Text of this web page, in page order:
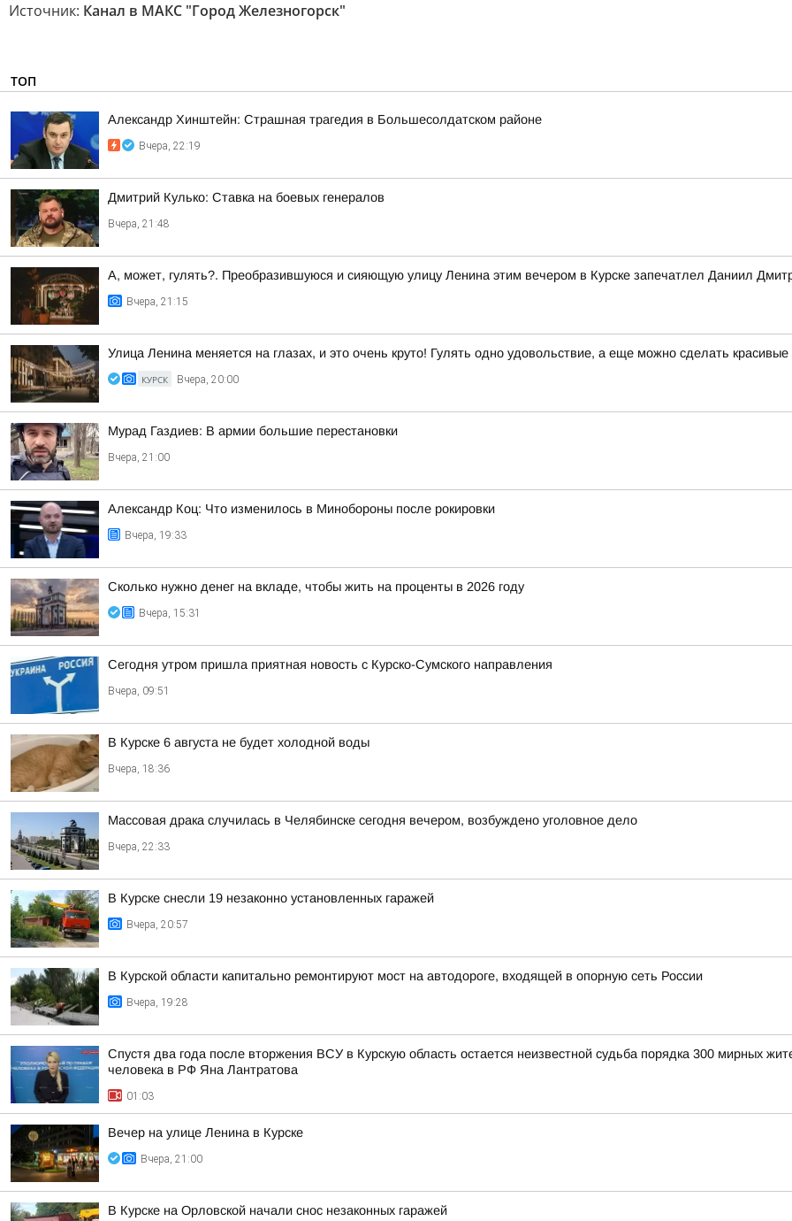
Источник: Канал в МАКС "Город Железногорск"
ТОП
Александр Хинштейн: Страшная трагедия в Большесолдатском районе
Вчера, 22:19
Дмитрий Кулько: Ставка на боевых генералов
Вчера, 21:48
А, может, гулять?. Преобразившуюся и сияющую улицу Ленина этим вечером в Курске запечатлел Даниил
Вчера, 21:15
Улица Ленина меняется на глазах, и это очень круто! Гулять одно удовольствие, а еще можно сделать
КУРСК Вчера, 20:00
Мурад Газдиев: В армии большие перестановки
Вчера, 21:00
Александр Коц: Что изменилось в Минобороны после рокировки
Вчера, 19:33
Сколько нужно денег на вкладе, чтобы жить на проценты в 2026 году
Вчера, 15:31
Сегодня утром пришла приятная новость с Курско-Сумского направления
Вчера, 09:51
В Курске 6 августа не будет холодной воды
Вчера, 18:36
Массовая драка случилась в Челябинске сегодня вечером, возбуждено уголовное дело
Вчера, 22:33
В Курске снесли 19 незаконно установленных гаражей
Вчера, 20:57
В Курской области капитально ремонтируют мост на автодороге, входящей в опорную сеть России
Вчера, 19:28
Спустя два года после вторжения ВСУ в Курскую область остается неизвестной судьба порядка 300 мирных
человека в РФ Яна Лантратова
01:03
Вечер на улице Ленина в Курске
Вчера, 21:00
В Курске на Орловской начали снос незаконных гаражей